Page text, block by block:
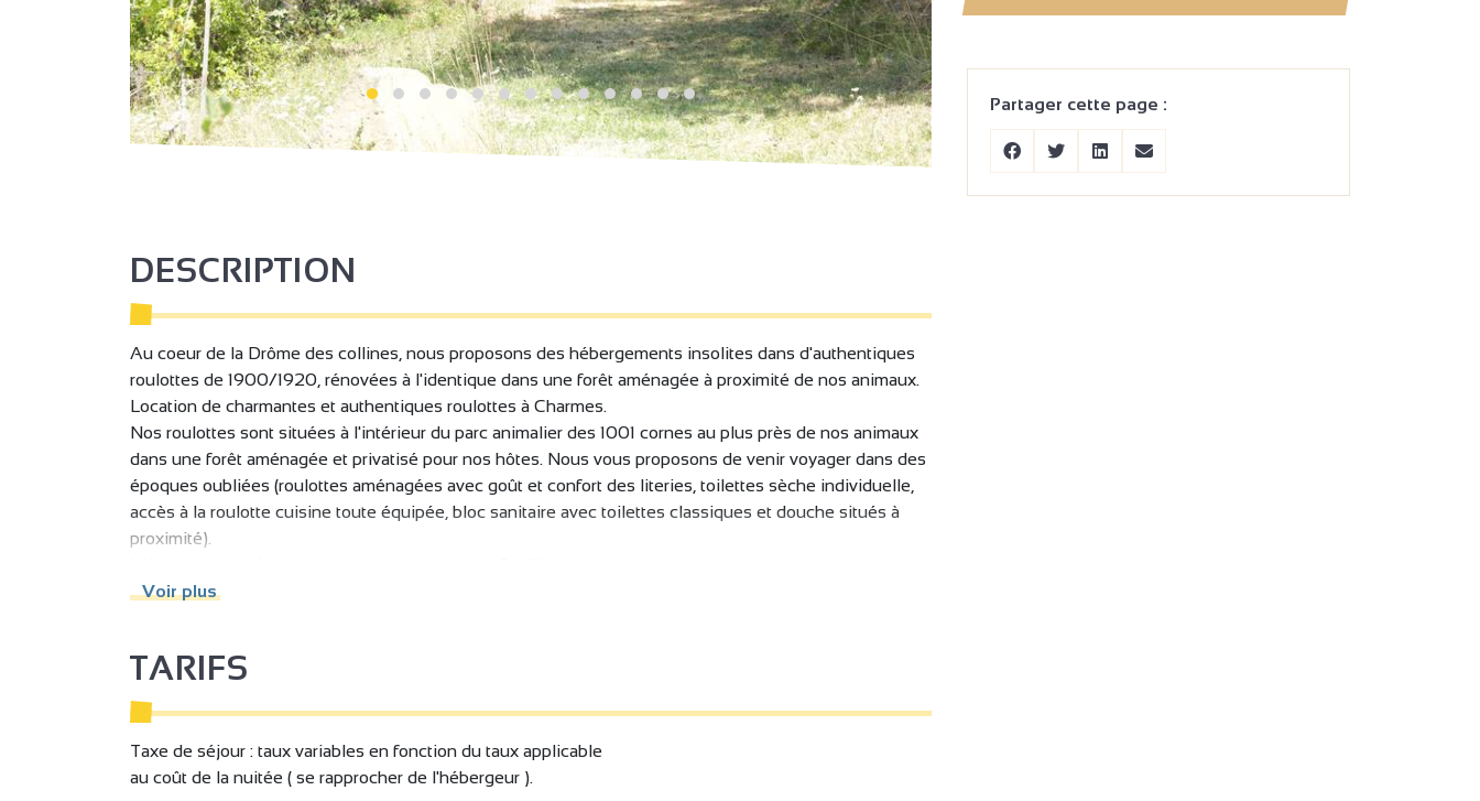
Partager cette page :
DESCRIPTION
Au coeur de la Drôme des collines, nous proposons des hébergements insolites dans d'authentiques
roulottes de 1900/1920, rénovées à l'identique dans une forêt aménagée à proximité de nos animaux.
Location de charmantes et authentiques roulottes à Charmes.
Nos roulottes sont situées à l'intérieur du parc animalier des 1001 cornes au plus près de nos animaux
dans une forêt aménagée et privatisé pour nos hôtes. Nous vous proposons de venir voyager dans des
époques oubliées (roulottes aménagées avec goût et confort des literies, toilettes sèche individuelle,
accès à la roulotte cuisine toute équipée, bloc sanitaire avec toilettes classiques et douche situés à
proximité).
romantique, sportif ou culturel, ou besoin simplement pour profiter calme du lieu.
Voir plus
TARIFS
Taxe de séjour : taux variables en fonction du taux applicable
au coût de la nuitée ( se rapprocher de l'hébergeur ).